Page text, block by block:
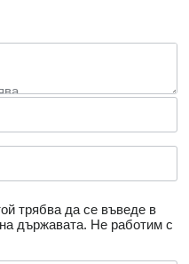
трябва да се въведе в
държавата. Не работим с